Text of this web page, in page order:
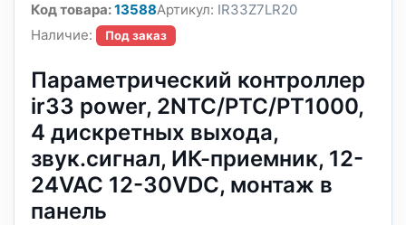
Код товара:13588Артикул: IR33Z7LR20
Наличие:
Под заказ
Параметрический контроллер
ir33 power, 2NTC/PTC/PT1000,
4 дискретных выхода,
звук.сигнал, ИК-приемник, 12-
24VAC 12-30VDC, монтаж в
панель